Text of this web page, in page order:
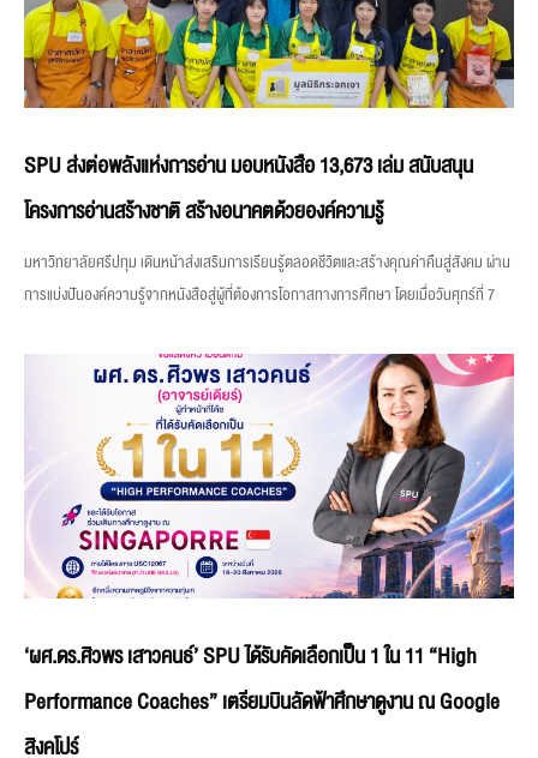
SPU ส่งต่อพลังแห่งการอ่าน มอบหนังสือ 13,673 เล่ม สนับสนุน
โครงการอ่านสร้างชาติ สร้างอนาคตด้วยองค์ความรู้
มหาวิทยาลัยศรีปทุม เดินหน้าส่งเสริมการเรียนรู้ตลอดชีวิตและสร้างคุณค่าคืนสู่สังคม ผ่าน
การแบ่งปันองค์ความรู้จากหนังสือสู่ผู้ที่ต้องการโอกาสทางการศึกษา โดยเมื่อวันศุกร์ที่ 7
‘ผศ.ดร.ศิวพร เสาวคนธ์’ SPU ได้รับคัดเลือกเป็น 1 ใน 11 “High
Performance Coaches” เตรียมบินลัดฟ้าศึกษาดูงาน ณ Google
สิงคโปร์